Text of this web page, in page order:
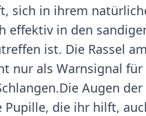
sich in ihrem
effektiv in den
ist. Die Rassel
nur als Warnsignal
Augen der
Pupille, die ihr hilft,